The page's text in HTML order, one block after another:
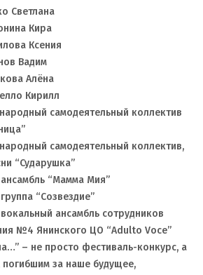
Светлана
Кира
Ксения
Вадим
Алёна
Кирилл
самодеятельный коллектив
самодеятельный коллектив,
“Сударушка”
“Мамма Мия”
“Созвездие”
ансамбль сотрудников
№4 Янинского ЦО “Adulto Voce”
– не просто фестиваль-конкурс, а
погибшим за наше будущее,